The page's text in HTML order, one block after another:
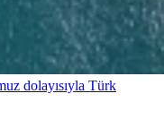
dolayısıyla Türk